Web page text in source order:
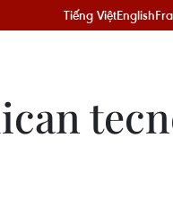
Tiếng ViệtEnglish